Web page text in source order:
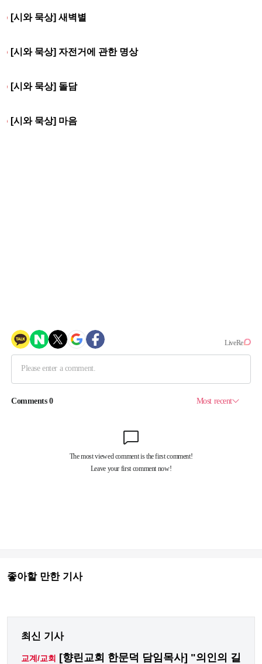
[시와 묵상] 새벽별
[시와 묵상] 자전거에 관한 명상
[시와 묵상] 돌담
[시와 묵상] 마음
좋아할 만한 기사
최신 기사
교계/교회 [향린교회 한문덕 담임목사] "의인의 길